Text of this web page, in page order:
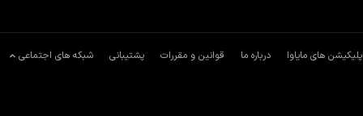
های مایاوا درباره ما قوانین و مقررات پشتیبانی شبکه های اجتماعی